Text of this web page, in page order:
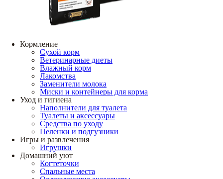
Кормление
Сухой корм
Ветеринарные диеты
Влажный корм
Лакомства
Заменители молока
Миски и контейнеры для корма
Уход и гигиена
Наполнители для туалета
Туалеты и аксессуары
Средства по уходу
Пеленки и подгузники
Игры и развлечения
Игрушки
Домашний уют
Когтеточки
Спальные места